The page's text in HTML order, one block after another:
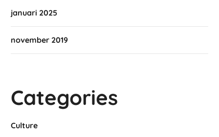
januari 2025
november 2019
Categories
Culture